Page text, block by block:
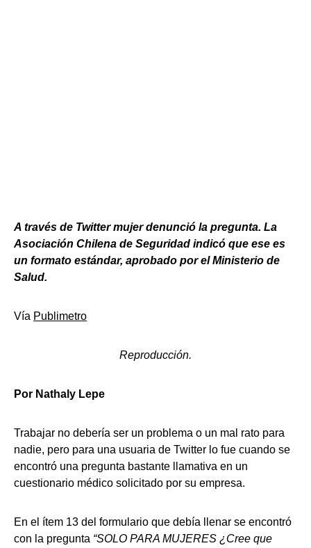
A través de Twitter mujer denunció la pregunta. La
Asociación Chilena de Seguridad indicó que ese es
un formato estándar, aprobado por el Ministerio de
Salud.
Vía Publimetro
Reproducción.
Por Nathaly Lepe
Trabajar no debería ser un problema o un mal rato para
nadie, pero para una usuaria de Twitter lo fue cuando se
encontró una pregunta bastante llamativa en un
cuestionario médico solicitado por su empresa.
En el ítem 13 del formulario que debía llenar se encontró
con la pregunta “SOLO PARA MUJERES ¿Cree que